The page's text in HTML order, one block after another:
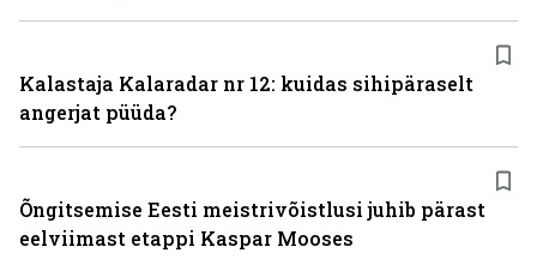
Kalastaja Kalaradar nr 12: kuidas sihipäraselt
angerjat püüda?
Õngitsemise Eesti meistrivõistlusi juhib pärast
eelviimast etappi Kaspar Mooses